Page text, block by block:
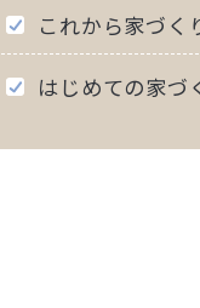
これから家づく
はじめての家づ